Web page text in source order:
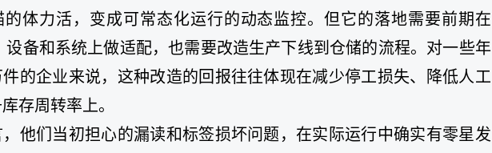
的体力活，变成可常态化运行的动态监控。但它的落地需要前期在
设备和系统上做适配，也需要改造生产下线到仓储的流程。对一些年
件的企业来说，这种改造的回报往往体现在减少停工损失、降低人工
存周转率上。
他们当初担心的漏读和标签损坏问题，在实际运行中确实有零星发